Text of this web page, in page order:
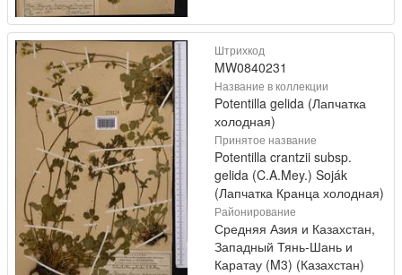
Штрихкод
MW0840231
Название в коллекции
Potentilla gelida (Лапчатка
холодная)
Принятое название
Potentilla crantzii subsp.
gelida (C.A.Mey.) Soják
(Лапчатка Кранца холодная)
Районирование
Средняя Азия и Казахстан,
Западный Тянь-Шань и
Каратау (M3) (Казахстан)